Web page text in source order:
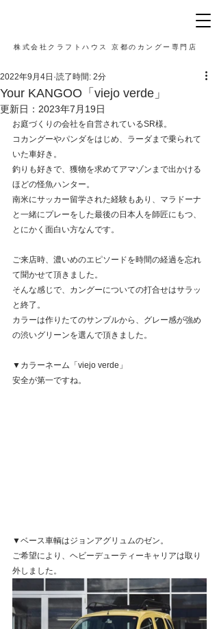
株式会社クラフトハウス 京都のカングー専門店
Your KANGOO「viejo verde」
2022年9月4日 読了時間: 2分
更新日： 2023年7月19日
お庭づくりの会社を自営されているSR様。
コカングーやパンダをはじめ、ラーダまで乗られて
いた車好き。
釣りも好きで、獲物を求めてアマゾンまで出かける
ほどの怪魚ハンター。
南米にサッカー留学された経験もあり、マラドーナ
と一緒にプレーをした最後の日本人を師匠にもつ、
とにかく面白い方なんです。
ご来店時、濃いめのエピソードを時間の経過を忘れ
て聞かせて頂きました。
そんな感じで、カングーについての打合せはサラッ
と終了。
カラーは作りたてのサンプルから、グレー感が強め
の渋いグリーンを選んで頂きました。
▼カラーネーム「viejo verde」
安全が第一ですね。
▼ベース車輌はジョンアグリュムのゼン。
ご希望により、ヘビーデューティーキャリアは取り
外しました。